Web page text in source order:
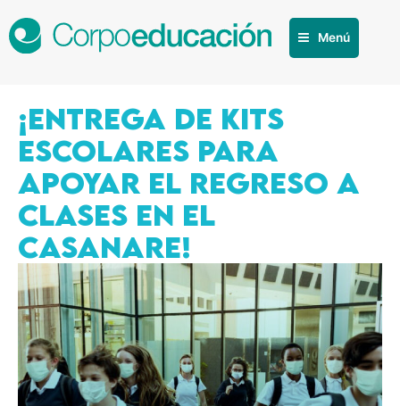
Menú
¡ENTREGA DE KITS
ESCOLARES PARA
APOYAR EL REGRESO A
CLASES EN EL
CASANARE!